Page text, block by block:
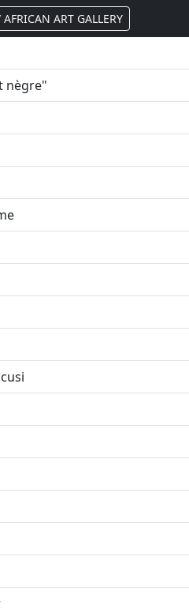
ART GALLERY
nègre"